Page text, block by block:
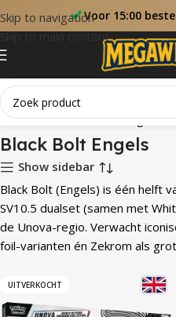
Skip to navigation
Skip to main content
Voor 15:00
Home Sets Black Bolt Engels
Black Bolt Engels
Show sidebar
Black Bolt (Engels) is één helft
SV10.5 dualset (samen met
de Unova-regio. Verwacht
foil-varianten én Zekrom als
UITVERKOCHT